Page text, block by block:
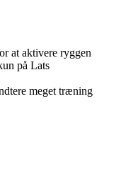
at aktivere ryggen
på Lats
meget træning